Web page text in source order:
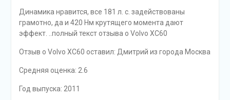
Динамика нравится, все 181 л. с. задействованы
грамотно, да и 420 Нм крутящего момента дают
эффект. ..полный текст отзыва о Volvo XC60
Отзыв o Volvo XC60 оставил: Дмитрий из города Москва
Средняя оценка: 2.6
Год выпуска: 2011